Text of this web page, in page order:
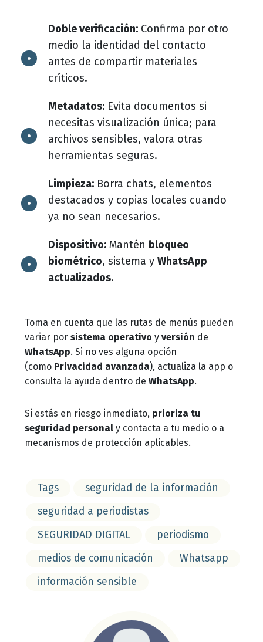
Doble verificación: Confirma por otro
medio la identidad del contacto
antes de compartir materiales
críticos.
Metadatos: Evita documentos si
necesitas visualización única; para
archivos sensibles, valora otras
herramientas seguras.
Limpieza: Borra chats, elementos
destacados y copias locales cuando
ya no sean necesarios.
Dispositivo: Mantén bloqueo
biométrico, sistema y WhatsApp
actualizados.
Toma en cuenta que las rutas de menús pueden
variar por sistema operativo y versión de
WhatsApp. Si no ves alguna opción
(como Privacidad avanzada), actualiza la app o
consulta la ayuda dentro de WhatsApp.
Si estás en riesgo inmediato, prioriza tu
seguridad personal y contacta a tu medio o a
mecanismos de protección aplicables.
Tags
seguridad de la información
seguridad a periodistas
SEGURIDAD DIGITAL
periodismo
medios de comunicación
Whatsapp
información sensible